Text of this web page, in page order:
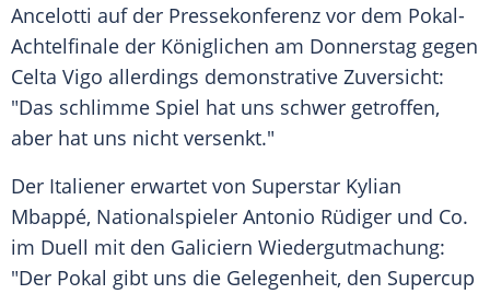
Ancelotti auf der Pressekonferenz vor dem Pokal-
Achtelfinale der Königlichen am Donnerstag gegen
Celta Vigo allerdings demonstrative Zuversicht:
"Das schlimme Spiel hat uns schwer getroffen,
aber hat uns nicht versenkt."
Der Italiener erwartet von Superstar Kylian
Mbappé, Nationalspieler Antonio Rüdiger und Co.
im Duell mit den Galiciern Wiedergutmachung:
"Der Pokal gibt uns die Gelegenheit, den Supercup